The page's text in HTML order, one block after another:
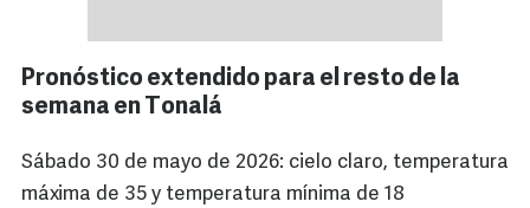
Pronóstico extendido para el resto de la
semana en Tonalá
Sábado 30 de mayo de 2026: cielo claro, temperatura
máxima de 35 y temperatura mínima de 18